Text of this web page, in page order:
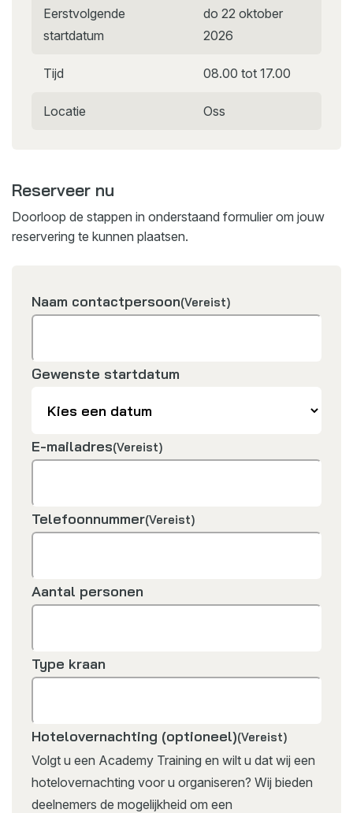
Eerstvolgende
startdatum
do 22 oktober
2026
Tijd 08.00 tot 17.00
Locatie Oss
Reserveer nu
Doorloop de stappen in onderstaand formulier om jouw
reservering te kunnen plaatsen.
Naam contactpersoon(Vereist)
Gewenste startdatum
E-mailadres(Vereist)
Telefoonnummer(Vereist)
Aantal personen
Type kraan
Hotelovernachting (optioneel)(Vereist)
Volgt u een Academy Training en wilt u dat wij een
hotelovernachting voor u organiseren? Wij bieden
deelnemers de mogelijkheid om een